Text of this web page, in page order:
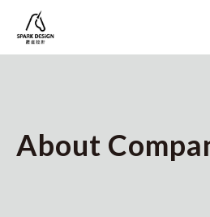
About